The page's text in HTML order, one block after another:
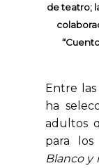
de teatro;
Entre
ha
adultos
para
Blanco y